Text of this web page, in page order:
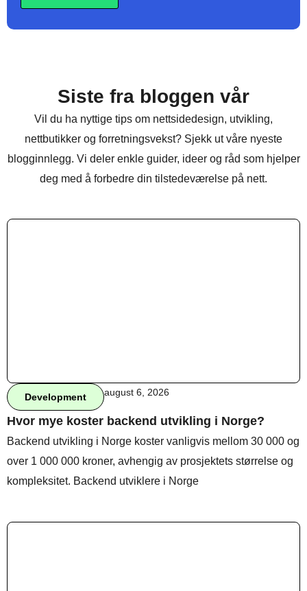
Siste fra bloggen vår
Vil du ha nyttige tips om nettsidedesign, utvikling,
nettbutikker og forretningsvekst? Sjekk ut våre nyeste
blogginnlegg. Vi deler enkle guider, ideer og råd som hjelper
deg med å forbedre din tilstedeværelse på nett.
Development august 6, 2026
Hvor mye koster backend utvikling i Norge?
Backend utvikling i Norge koster vanligvis mellom 30 000 og
over 1 000 000 kroner, avhengig av prosjektets størrelse og
kompleksitet. Backend utviklere i Norge
enhetsdata. Å nekte samtykke kan begrense enkelte
funksjoner.
Nødvendig
Preferanser